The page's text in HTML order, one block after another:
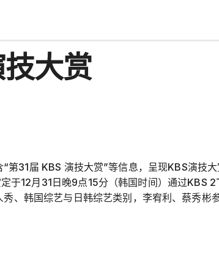
大赏
第31届 KBS 演技大赏”等信息，呈现KBS演技
于12月31日晚9点15分（韩国时间）通过KBS
、韩国综艺与日韩综艺类别，李宥利、蔡秀彬参